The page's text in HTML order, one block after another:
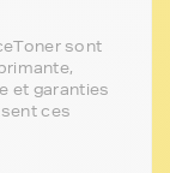
sont
et garanties
ces